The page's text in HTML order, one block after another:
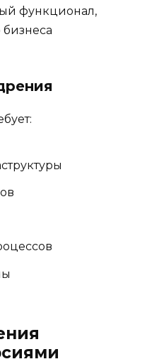
функционал,